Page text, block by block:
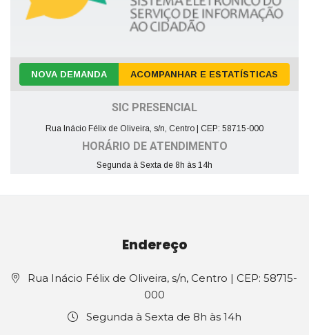
NOVA DEMANDA ACOMPANHAR E ESTATÍSTICAS
SIC PRESENCIAL
Rua Inácio Félix de Oliveira, s/n, Centro | CEP: 58715-000
HORÁRIO DE ATENDIMENTO
Segunda à Sexta de 8h às 14h
Endereço
Rua Inácio Félix de Oliveira, s/n, Centro | CEP: 58715-
000
Segunda à Sexta de 8h às 14h